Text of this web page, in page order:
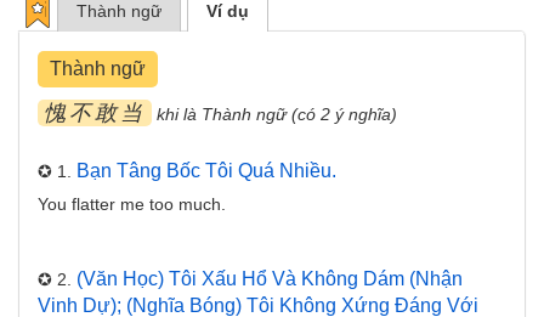
Thành ngữ Ví dụ
Thành ngữ
愧不敢当 khi là Thành ngữ (có 2 ý nghĩa)
✪ 1. Bạn Tâng Bốc Tôi Quá Nhiều.
You flatter me too much.
✪ 2. (văn Học) Tôi Xấu Hổ Và Không Dám (nhận
Vinh Dự); (nghĩa Bóng) Tôi Không Xứng Đáng Với